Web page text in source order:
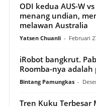
ODI kedua AUS-W
menang undian,
melawan Australia
Yatsen Chuanli - Februari
iRobot bangkrut.
Roomba-nya
Bintang Pamungkas -
Tren Kuku Terbesar